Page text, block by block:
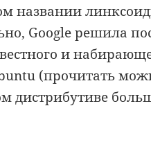
названии
Google решила
и
(прочитать
дистрибутиве